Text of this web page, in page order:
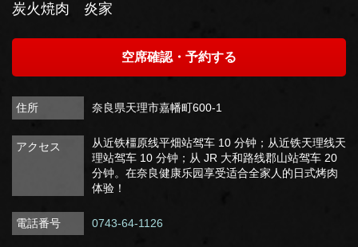
炭火焼肉 炎家
空席確認・予約する
住所 奈良県天理市嘉幡町600-1
アクセス
从近铁橿原线平畑站驾车 10 分钟；从近铁天理线天
理站驾车 10 分钟；从 JR 大和路线郡山站驾车 20
分钟。在奈良健康乐园享受适合全家人的日式烤肉
体验！
電話番号 0743-64-1126